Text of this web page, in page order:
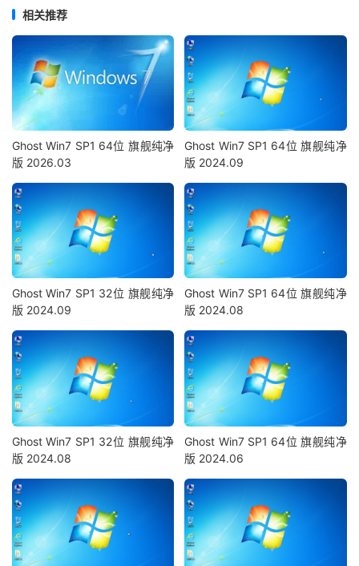
相关推荐
Ghost Win7 SP1 64位 旗舰纯净
版 2026.03
Ghost Win7 SP1 64位 旗舰纯净
版 2024.09
Ghost Win7 SP1 32位 旗舰纯净
版 2024.09
Ghost Win7 SP1 64位 旗舰纯净
版 2024.08
Ghost Win7 SP1 32位 旗舰纯净
版 2024.08
Ghost Win7 SP1 64位 旗舰纯净
版 2024.06